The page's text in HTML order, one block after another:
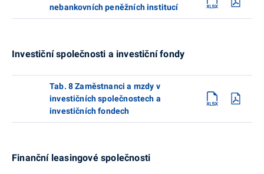
nebankovních peněžních institucí
Investiční společnosti a investiční fondy
Tab. 8 Zaměstnanci a mzdy v
investičních společnostech a
investičních fondech
Finanční leasingové společnosti